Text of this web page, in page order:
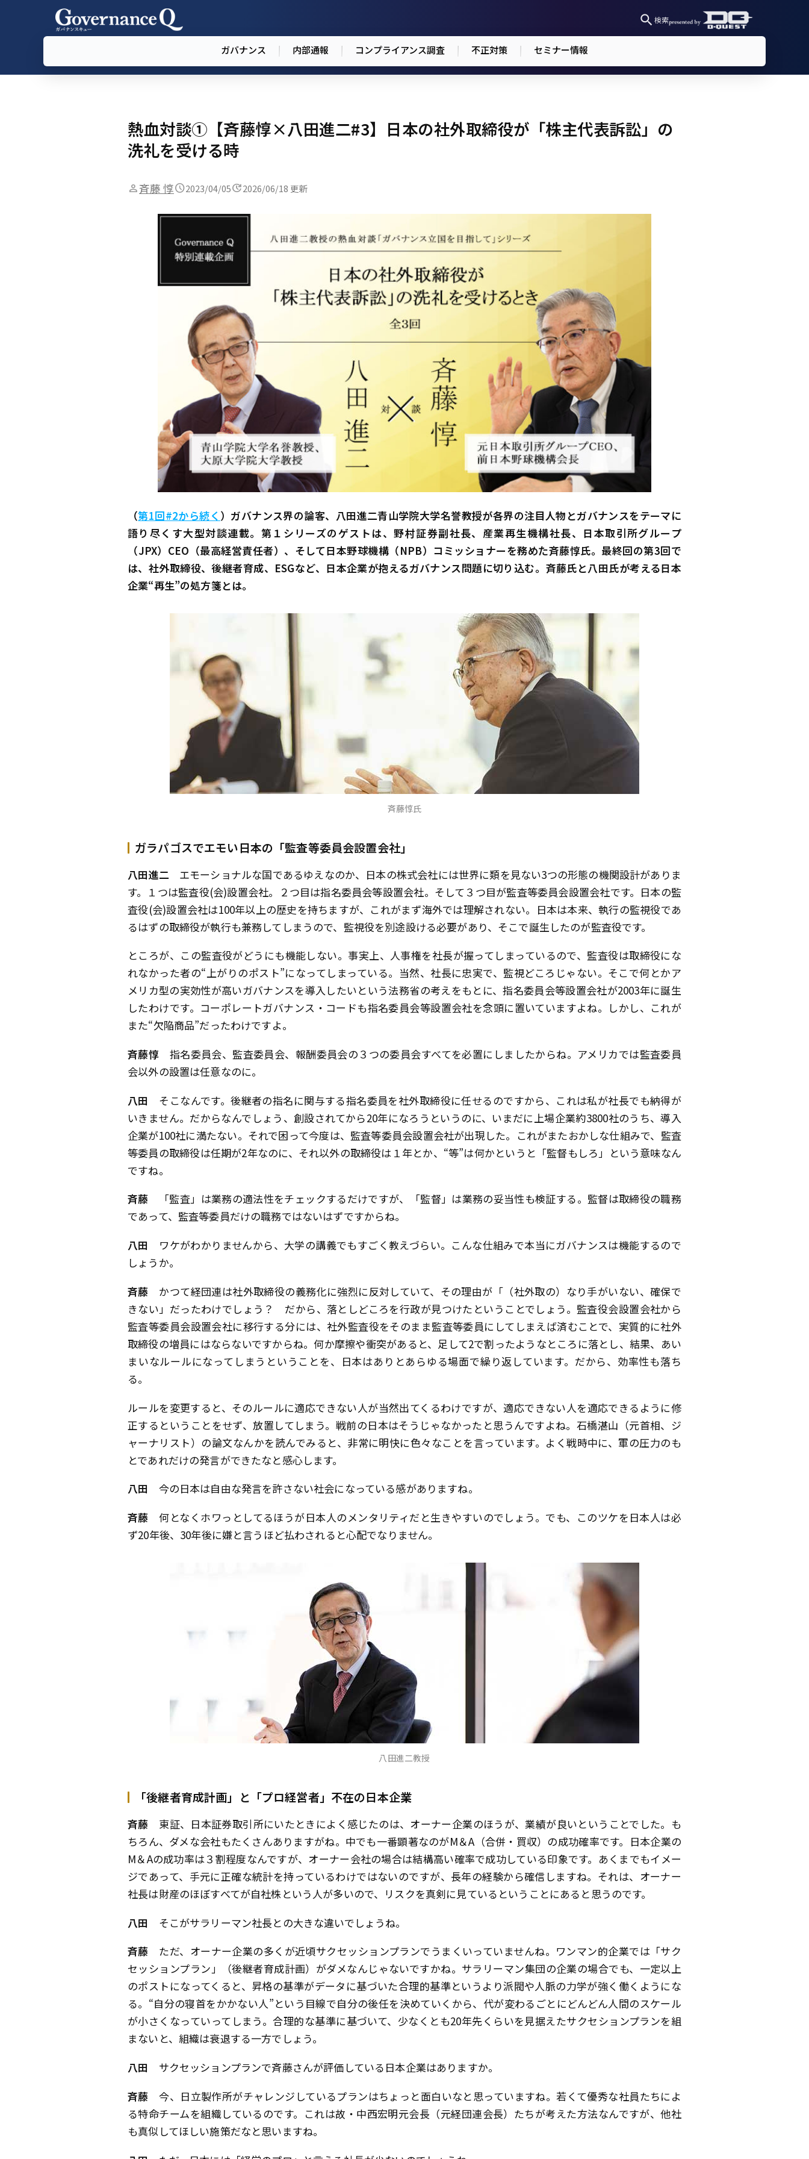
検索
ガバナンス 内部通報 コンプライアンス調査 不正対策 セミナー情報
熱血対談①【斉藤惇×八田進二#3】日本の社外取締役が「株主代表訴訟」の
洗礼を受ける時
斉藤 惇 2023/04/05 2026/06/18 更新
（第1回#2から続く ） ガバナンス界の論客、八田進二青山学院大学名誉教授が各界の注目人物とガバナンスをテーマに
語り尽くす大型対談連載。第１シリーズのゲストは、野村証券副社長、産業再生機構社長、日本取引所グループ
（JPX）CEO（最高経営責任者）、そして日本野球機構（NPB）コミッショナーを務めた斉藤惇氏。最終回の第3回で
は、社外取締役、後継者育成、ESGなど、日本企業が抱えるガバナンス問題に切り込む――。斉藤氏と八田氏が考える日本
企業“再生”の処方箋とは――。
斉藤惇氏
ガラパゴスでエモい日本の「監査等委員会設置会社」
八田進二 エモーショナルな国であるゆえなのか、日本の株式会社には世界に類を見ない3つの形態の機関設計がありま
す。１つは監査役(会)設置会社。２つ目は指名委員会等設置会社。そして３つ目が監査等委員会設置会社です。日本の監
査役(会)設置会社は100年以上の歴史を持ちますが、これがまず海外では理解されない。日本は本来、執行の監視役であ
るはずの取締役が執行も兼務してしまうので、監視役を別途設ける必要があり、そこで誕生したのが監査役です。
ところが、この監査役がどうにも機能しない。事実上、人事権を社長が握ってしまっているので、監査役は取締役にな
れなかった者の“上がりのポスト”になってしまっている。当然、社長に忠実で、監視どころじゃない。そこで何とかア
メリカ型の実効性が高いガバナンスを導入したいという法務省の考えをもとに、指名委員会等設置会社が2003年に誕生
したわけです。コーポレートガバナンス・コードも指名委員会等設置会社を念頭に置いていますよね。しかし、これが
また“欠陥商品”だったわけですよ。
斉藤惇 指名委員会、監査委員会、報酬委員会の３つの委員会すべてを必置にしましたからね。アメリカでは監査委員
会以外の設置は任意なのに。
八田
そこなんです。後継者の指名に関与する指名委員を社外取締役に任せるのですから、これは私が社長でも納得が
いきません。だからなんでしょう、創設されてから20年になろうというのに、いまだに上場企業約3800社のうち、導入
企業が100社に満たない。それで困って今度は、監査等委員会設置会社が出現した。これがまたおかしな仕組みで、監査
等委員の取締役は任期が2年なのに、それ以外の取締役は１年とか、“等”は何かというと「監督もしろ」という意味なん
ですね。
斉藤 「監査」は業務の適法性をチェックするだけですが、「監督」は業務の妥当性も検証する。監督は取締役の職務
であって、監査等委員だけの職務ではないはずですからね。
八田
ワケがわかりませんから、大学の講義でもすごく教えづらい。こんな仕組みで本当にガバナンスは機能するので
しょうか。
斉藤 かつて経団連は社外取締役の義務化に強烈に反対していて、その理由が「（社外取の）なり手がいない、確保で
きない」だったわけでしょう？ だから、落としどころを行政が見つけたということでしょう。監査役会設置会社から
監査等委員会設置会社に移行する分には、社外監査役をそのまま監査等委員にしてしまえば済むことで、実質的に社外
取締役の増員にはならないですからね。何か摩擦や衝突があると、足して2で割ったようなところに落とし、結果、あい
まいなルールになってしまうということを、日本はありとあらゆる場面で繰り返しています。だから、効率性も落ち
る。
ルールを変更すると、そのルールに適応できない人が当然出てくるわけですが、適応できない人を適応できるように修
正するということをせず、放置してしまう。戦前の日本はそうじゃなかったと思うんですよね。石橋湛山（元首相、ジ
ャーナリスト）の論文なんかを読んでみると、非常に明快に色々なことを言っています。よく戦時中に、軍の圧力のも
とであれだけの発言ができたなと感心します。
八田 今の日本は自由な発言を許さない社会になっている感がありますね。
斉藤 何となくホワっとしてるほうが日本人のメンタリティだと生きやすいのでしょう。でも、このツケを日本人は必
ず20年後、30年後に嫌と言うほど払わされると心配でなりません。
八田進二教授
「後継者育成計画」と「プロ経営者」不在の日本企業
斉藤 東証、日本証券取引所にいたときによく感じたのは、オーナー企業のほうが、業績が良いということでした。も
ちろん、ダメな会社もたくさんありますがね。中でも一番顕著なのがM＆A（合併・買収）の成功確率です。日本企業の
M＆Aの成功率は３割程度なんですが、オーナー会社の場合は結構高い確率で成功している印象です。あくまでもイメー
ジであって、手元に正確な統計を持っているわけではないのですが、長年の経験から確信しますね。それは、オーナー
社長は財産のほぼすべてが自社株という人が多いので、リスクを真剣に見ているということにあると思うのです。
八田 そこがサラリーマン社長との大きな違いでしょうね。
斉藤 ただ、オーナー企業の多くが近頃サクセッションプランでうまくいっていませんね。ワンマン的企業では「サク
セッションプラン」（後継者育成計画）がダメなんじゃないですかね。サラリーマン集団の企業の場合でも、一定以上
のポストになってくると、昇格の基準がデータに基づいた合理的基準というより派閥や人脈の力学が強く働くようにな
る。“自分の寝首をかかない人”という目線で自分の後任を決めていくから、代が変わるごとにどんどん人間のスケール
が小さくなっていってしまう。合理的な基準に基づいて、少なくとも20年先くらいを見据えたサクセションプランを組
まないと、組織は衰退する一方でしょう。
八田 サクセッションプランで斉藤さんが評価している日本企業はありますか。
斉藤 今、日立製作所がチャレンジしているプランはちょっと面白いなと思っていますね。若くて優秀な社員たちによ
る特命チームを組織しているのです。これは故・中西宏明元会長（元経団連会長）たちが考えた方法なんですが、他社
も真似してほしい施策だなと思いますね。